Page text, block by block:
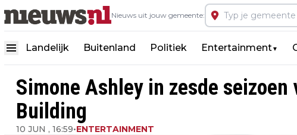
Nieuws uit jouw gemeente:
Landelijk Buitenland Politiek Entertainment▼
Simone Ashley in zesde
Building
10 JUN , 16:59•ENTERTAINMENT